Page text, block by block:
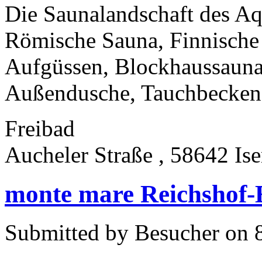
Die Saunalandschaft des
Römische Sauna,
Aufgüssen,
Außendusche,
Freibad
Aucheler Straße , 58642
monte mare
Submitted by Besucher on